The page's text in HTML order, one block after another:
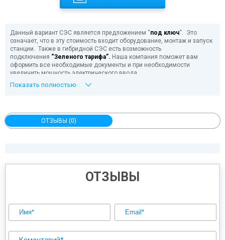
Данный вариант СЭС является предложением “под ключ“. Это
означает, что в эту стоимость входит оборудование, монтаж и запуск
станции. Также в гибридной СЭС есть возможность
подключения “Зеленого тарифа”. Наша компания поможет вам
оформить все необходимые документы и при необходимости
увеличить мощность электрического ввода.
Также по желанию заказчика можно установить другие
аккумуляторыи изменить кол-во солнечных панелей.
электроприборов? Совсем нет электросети и нет возможности ее
Наша компания может помочь вам разрешить эти проблемы и
Показать полностью
ОТЗЫВЫ (0)
ОТЗЫВЫ